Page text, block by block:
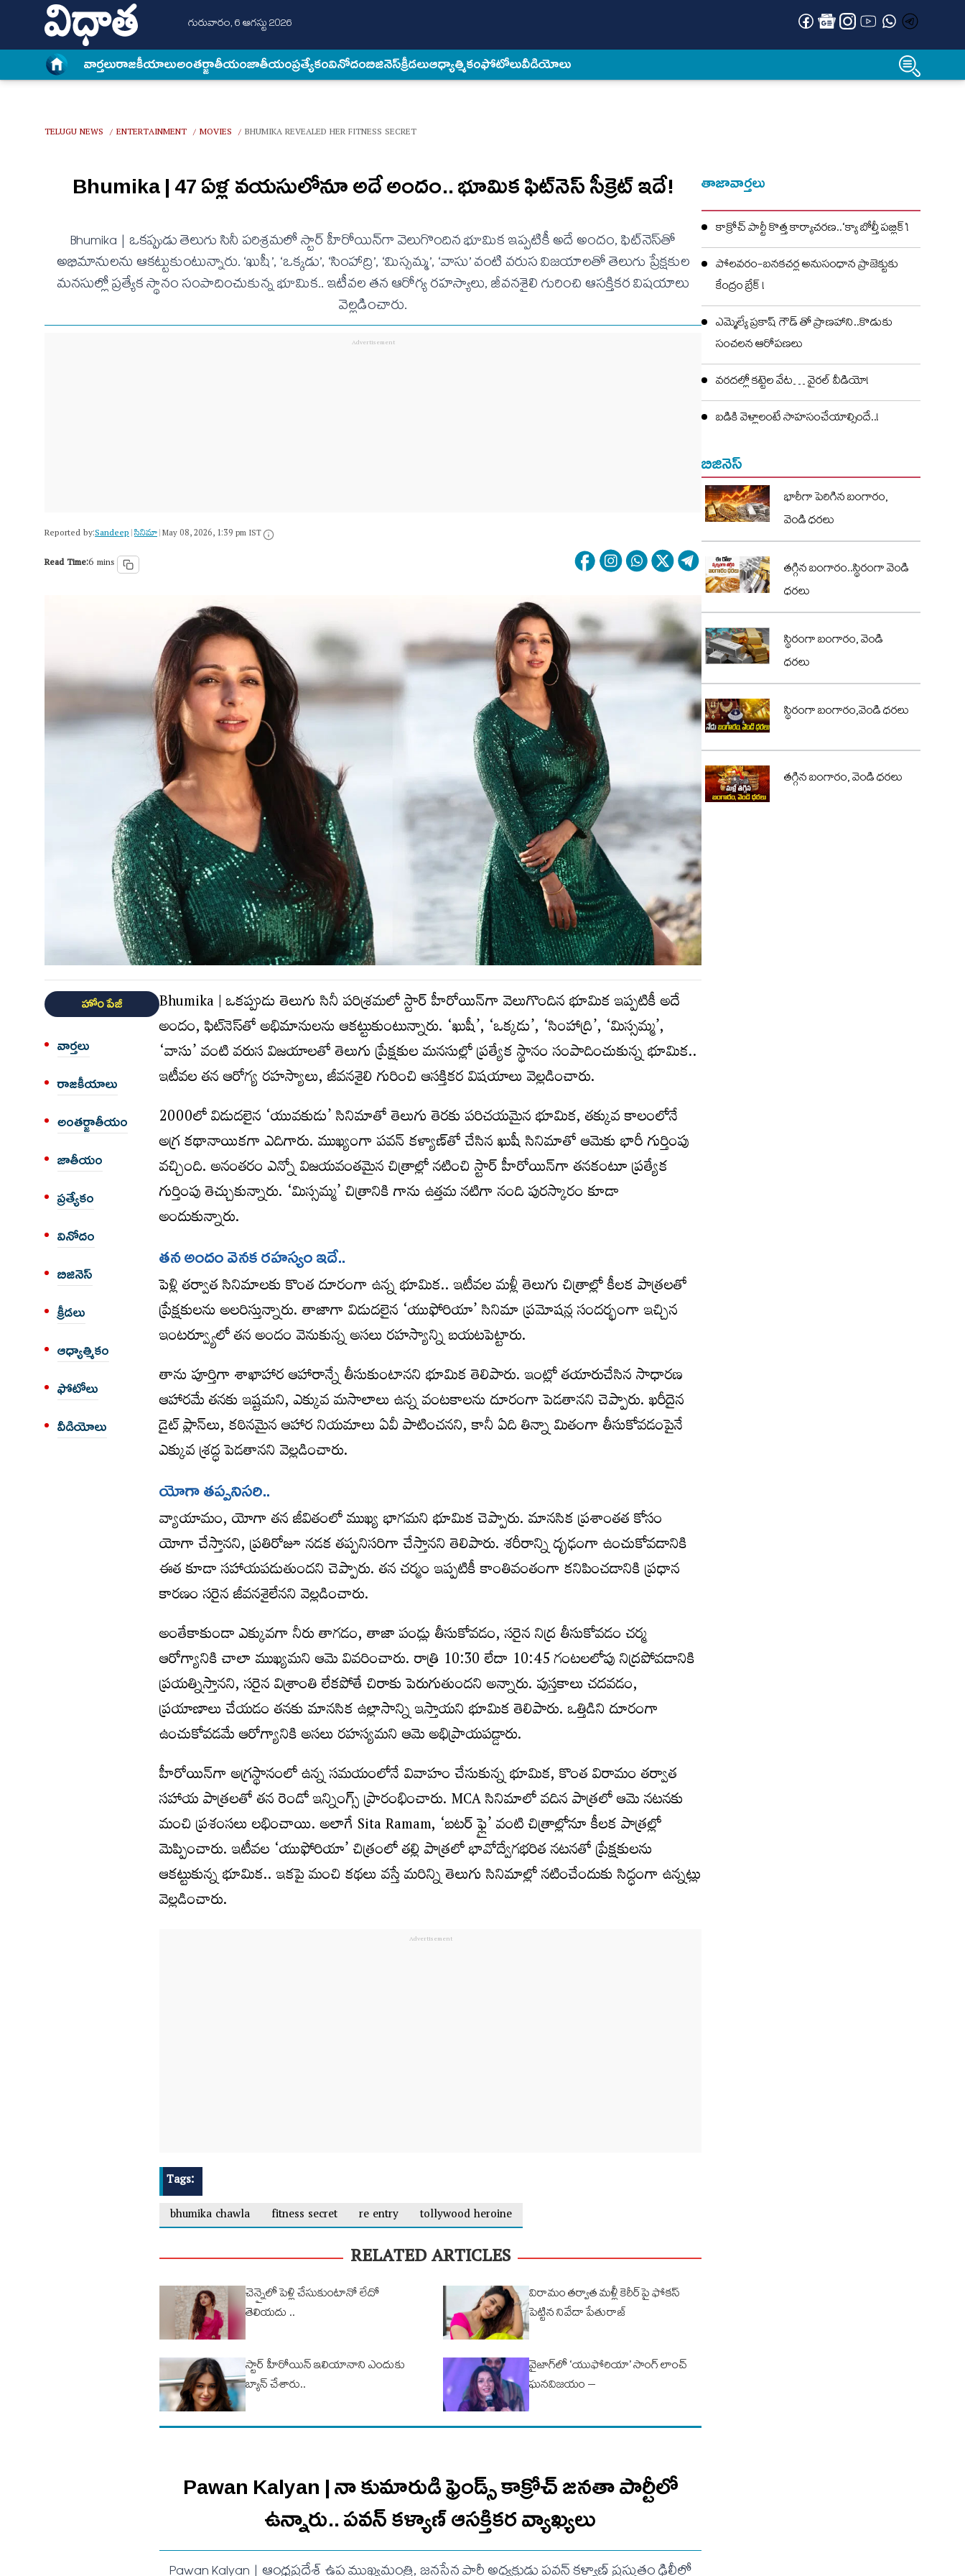
గురువారం, 6 ఆగస్టు 2026
వార్త‌లురాజకీయాలుఅంత‌ర్జాతీయంజాతీయంప్రత్యేకంవినోదంబిజినెస్క్రీడలుఆధ్యాత్మికంఫోటోలువీడియోలు
TELUGU NEWS / ENTERTAINMENT / MOVIES / BHUMIKA REVEALED HER FITNESS SECRET
Bhumika | 47 ఏళ్ల వయసులోనూ అదే అందం.. భూమిక ఫిట్‌నెస్ సీక్రెట్ ఇదే!
Bhumika | ఒకప్పుడు తెలుగు సినీ పరిశ్రమలో స్టార్ హీరోయిన్‌గా వెలుగొందిన భూమిక‌ ఇప్పటికీ అదే అందం, ఫిట్‌నెస్‌తో
అభిమానులను ఆకట్టుకుంటున్నారు. ‘ఖుషీ’, ‘ఒక్కడు’, ‘సింహాద్రి’, ‘మిస్సమ్మ’, ‘వాసు’ వంటి వరుస విజయాలతో తెలుగు ప్రేక్షకుల
మనసుల్లో ప్రత్యేక స్థానం సంపాదించుకున్న భూమిక.. ఇటీవల తన ఆరోగ్య రహస్యాలు, జీవనశైలి గురించి ఆసక్తికర విషయాలు
వెల్లడించారు.
Reported by:Sandeep|సినిమా|May 08, 2026, 1:39 pm IST
Read Time:6 mins
హోం పేజీ
వార్త‌లు
రాజకీయాలు
అంత‌ర్జాతీయం
జాతీయం
ప్రత్యేకం
వినోదం
బిజినెస్
క్రీడలు
ఆధ్యాత్మికం
ఫోటోలు
వీడియోలు
Bhumika | ఒకప్పుడు తెలుగు సినీ పరిశ్రమలో స్టార్ హీరోయిన్‌గా వెలుగొందిన భూమిక‌ ఇప్పటికీ అదే
అందం, ఫిట్‌నెస్‌తో అభిమానులను ఆకట్టుకుంటున్నారు. ‘ఖుషీ’, ‘ఒక్కడు’, ‘సింహాద్రి’, ‘మిస్సమ్మ’,
‘వాసు’ వంటి వరుస విజయాలతో తెలుగు ప్రేక్షకుల మనసుల్లో ప్రత్యేక స్థానం సంపాదించుకున్న భూమిక..
ఇటీవల తన ఆరోగ్య రహస్యాలు, జీవనశైలి గురించి ఆసక్తికర విషయాలు వెల్లడించారు.
2000లో విడుదలైన ‘యువకుడు’ సినిమాతో తెలుగు తెరకు పరిచయమైన భూమిక, తక్కువ కాలంలోనే
అగ్ర కథానాయికగా ఎదిగారు. ముఖ్యంగా పవన్ కళ్యాణ్‌తో చేసిన ఖుషీ సినిమాతో ఆమెకు భారీ గుర్తింపు
వచ్చింది. అనంతరం ఎన్నో విజయవంతమైన చిత్రాల్లో నటించి స్టార్ హీరోయిన్‌గా తనకంటూ ప్రత్యేక
గుర్తింపు తెచ్చుకున్నారు. ‘మిస్సమ్మ’ చిత్రానికి గాను ఉత్తమ నటిగా నంది పురస్కారం కూడా
అందుకున్నారు.
త‌న అందం వెన‌క ర‌హ‌స్యం ఇదే..
పెళ్లి తర్వాత సినిమాలకు కొంత దూరంగా ఉన్న భూమిక.. ఇటీవల మళ్లీ తెలుగు చిత్రాల్లో కీలక పాత్రలతో
ప్రేక్షకులను అలరిస్తున్నారు. తాజాగా విడుదలైన ‘యుఫోరియా’ సినిమా ప్రమోషన్ల సందర్భంగా ఇచ్చిన
ఇంటర్వ్యూలో తన అందం వెనుకున్న అసలు రహస్యాన్ని బయటపెట్టారు.
తాను పూర్తిగా శాఖాహార ఆహారాన్నే తీసుకుంటానని భూమిక తెలిపారు. ఇంట్లో తయారుచేసిన సాధారణ
ఆహారమే తనకు ఇష్టమని, ఎక్కువ మసాలాలు ఉన్న వంటకాలను దూరంగా పెడతానని చెప్పారు. ఖరీదైన
డైట్ ప్లాన్‌లు, కఠినమైన ఆహార నియమాలు ఏవీ పాటించనని, కానీ ఏది తిన్నా మితంగా తీసుకోవడంపైనే
ఎక్కువ శ్రద్ధ పెడతానని వెల్లడించారు.
యోగా త‌ప్ప‌నిస‌రి..
వ్యాయామం, యోగా తన జీవితంలో ముఖ్య భాగమని భూమిక చెప్పారు. మానసిక ప్రశాంతత కోసం
యోగా చేస్తానని, ప్రతిరోజూ నడక తప్పనిసరిగా చేస్తానని తెలిపారు. శరీరాన్ని దృఢంగా ఉంచుకోవడానికి
ఈత కూడా సహాయపడుతుందని చెప్పారు. తన చర్మం ఇప్పటికీ కాంతివంతంగా కనిపించడానికి ప్రధాన
కారణం సరైన జీవనశైలేనని వెల్లడించారు.
అంతేకాకుండా ఎక్కువగా నీరు తాగడం, తాజా పండ్లు తీసుకోవడం, సరైన నిద్ర తీసుకోవడం చర్మ
ఆరోగ్యానికి చాలా ముఖ్యమని ఆమె వివరించారు. రాత్రి 10:30 లేదా 10:45 గంటలలోపు నిద్రపోవడానికి
ప్రయత్నిస్తానని, సరైన విశ్రాంతి లేకపోతే చిరాకు పెరుగుతుందని అన్నారు. పుస్తకాలు చదవడం,
ప్రయాణాలు చేయడం తనకు మానసిక ఉల్లాసాన్ని ఇస్తాయని భూమిక తెలిపారు. ఒత్తిడిని దూరంగా
ఉంచుకోవడమే ఆరోగ్యానికి అసలు రహస్యమని ఆమె అభిప్రాయపడ్డారు.
హీరోయిన్‌గా అగ్రస్థానంలో ఉన్న సమయంలోనే వివాహం చేసుకున్న భూమిక, కొంత విరామం తర్వాత
సహాయ పాత్రలతో తన రెండో ఇన్నింగ్స్ ప్రారంభించారు. MCA సినిమాలో వదిన పాత్రలో ఆమె నటనకు
మంచి ప్రశంసలు లభించాయి. అలాగే Sita Ramam, ‘బటర్ ఫ్లై’ వంటి చిత్రాల్లోనూ కీలక పాత్రల్లో
మెప్పించారు. ఇటీవల ‘యుఫోరియా’ చిత్రంలో తల్లి పాత్రలో భావోద్వేగభరిత నటనతో ప్రేక్షకులను
ఆకట్టుకున్న భూమిక.. ఇకపై మంచి కథలు వస్తే మరిన్ని తెలుగు సినిమాల్లో నటించేందుకు సిద్ధంగా ఉన్నట్లు
వెల్లడించారు.
Tags:
bhumika chawla
fitness secret re entry tollywood heroine
RELATED ARTICLES
చెన్నైలో పెళ్లి చేసుకుంటానో లేదో
తెలియదు ..
విరామం తర్వాత మళ్లీ కెరీర్‌పై ఫోకస్
పెట్టిన నివేదా పేతురాజ్
స్టార్ హీరోయిన్ ఇలియానాని ఎందుకు
బ్యాన్ చేశారు..
వైజాగ్‌లో ‘యుఫోరియా’ సాంగ్‌ లాంచ్‌
ఘనవిజయం –
Pawan Kalyan | నా కుమారుడి ఫ్రెండ్స్ కాక్రోచ్ జనతా పార్టీలో
ఉన్నారు.. ప‌వ‌న్ క‌ళ్యాణ్ ఆసక్తిక‌ర వ్యాఖ్య‌లు
తాజావార్తలు
కాక్రోచ్ పార్టీ కొత్త కార్యాచరణ..‘క్యా బోల్తీ పబ్లిక్’!
పోలవరం-బనకచర్ల అనుసంధాన ప్రాజెక్టుకు
కేంద్రం బ్రేక్ !
ఎమ్మెల్యే ప్రకాష్ గౌడ్ తో ప్రాణహాని..కొడుకు
సంచలన ఆరోపణలు
వరదల్లో కట్టెల వేట… వైరల్ వీడియో!
బడికి వెళ్లాలంటే సాహసంచేయాల్సిందే..!
బిజినెస్
భారీగా పెరిగిన బంగారం,
వెండి ధరలు
తగ్గిన బంగారం..స్థిరంగా వెండి
ధరలు
స్థిరంగా బంగారం, వెండి
ధరలు
స్థిరంగా బంగారం,వెండి ధరలు
తగ్గిన బంగారం, వెండి ధరలు